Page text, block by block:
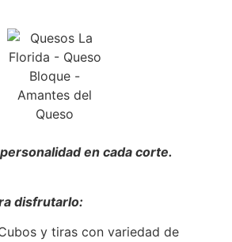
en cada corte.
disfrutarlo:
y tiras con variedad de